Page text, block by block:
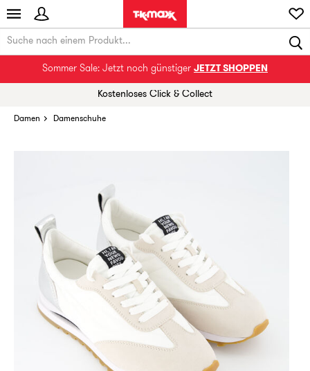
Sommer Sale: Jetzt noch günstiger JETZT SHOPPEN
Kostenloses Click & Collect
Damen Damenschuhe